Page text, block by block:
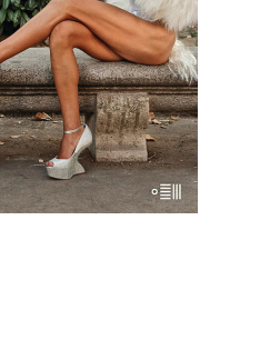
mówić “Nie ma
[…]
zł 19.50zł
DO KOSZYKA